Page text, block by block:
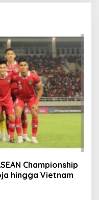
Championship
hingga Vietnam